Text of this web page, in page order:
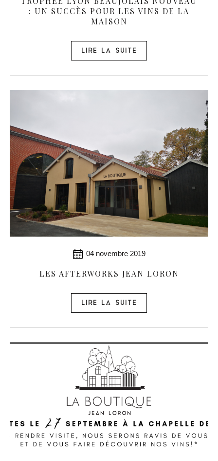
: UN SUCCÈS POUR LES VINS DE LA
MAISON
LIRE LA SUITE
04 novembre 2019
LES AFTERWORKS JEAN LORON
LIRE LA SUITE